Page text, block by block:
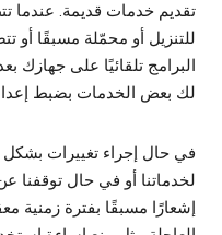
تقديم خدمات قديمة. عندما
للتنزيل أو محمّلة مسبقًا أو
البرامج تلقائيًا على جهازك
لك بعض الخدمات بضبط
في حال إجراء تغييرات
لخدماتنا أو في حال توقفنا
إشعارًا مسبقًا بفترة زمنية